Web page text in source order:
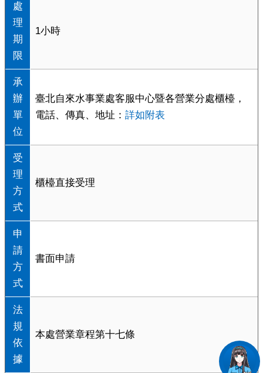
處
理
期
限
1小時
承
辦
單
位
臺北自來水事業處客服中心暨各營業分處櫃檯，
電話、傳真、地址： 詳如附表
受
理
方
式
櫃檯直接受理
申
請
方
式
書面申請
法
規
依
據
本處營業章程第十七條